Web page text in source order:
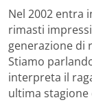
Nel 2002 entra
rimasti
generazione di
Stiamo
interpreta il
ultima stagione